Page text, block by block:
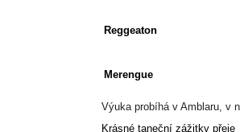
Reggeaton
Merengue
Výuka probíhá v Amblaru, v
Krásné taneční zážitky přeje